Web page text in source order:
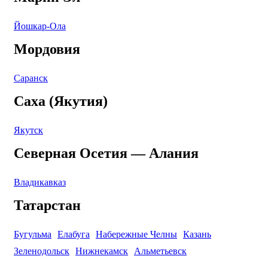
Йошкар-Ола
Мордовия
Саранск
Саха (Якутия)
Якутск
Северная Осетия — Алания
Владикавказ
Татарстан
Бугульма Елабуга Набережные Челны Казань
Зеленодольск Нижнекамск Альметьевск